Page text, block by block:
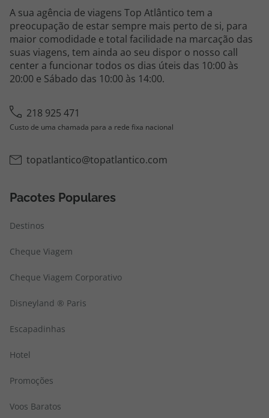
A sua agência de viagens Top Atlântico tem a
preocupação de estar sempre mais perto de si, para
maior comodidade e total facilidade na marcação das
suas viagens, tem ainda ao seu dispor o nosso call
center a funcionar todos os dias úteis das 10:00 às
20:00 e Sábado das 10:00 às 14:00.
218 925 471
Custo de uma chamada para a rede fixa nacional
topatlantico@topatlantico.com
Pacotes Populares
Destinos
Cheque Viagem
Cheque Viagem Corporativo
Disneyland ® Paris
Escapadinhas
Hotel
Promoções
Voos Baratos